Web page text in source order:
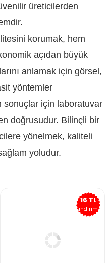
üreticilerden
korumak, hem
açıdan büyük
anlamak için görsel,
yöntemler
sonuçlar için laboratuvar
doğrusudur. Bilinçli bir
yönelmek, kaliteli
yoludur.
16 TL
indirim